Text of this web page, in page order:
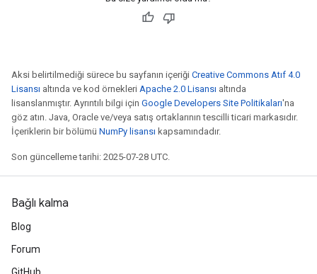
Aksi belirtilmediği sürece bu sayfanın içeriği Creative Commons Atıf 4.0
Lisansı altında ve kod örnekleri Apache 2.0 Lisansı altında
lisanslanmıştır. Ayrıntılı bilgi için Google Developers Site Politikaları'na
göz atın. Java, Oracle ve/veya satış ortaklarının tescilli ticari markasıdır.
İçeriklerin bir bölümü NumPy lisansı kapsamındadır.
Son güncelleme tarihi: 2025-07-28 UTC.
Bağlı kalma
Blog
Forum